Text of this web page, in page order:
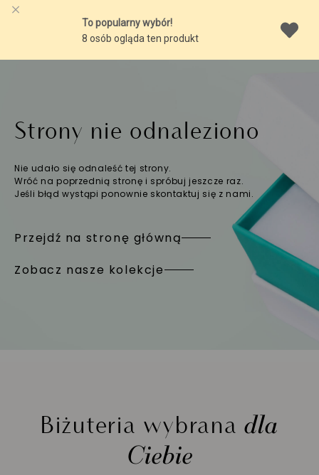
Strony nie odnaleziono
Nie udało się odnaleść tej strony.
Wróć na poprzednią stronę i spróbuj jeszcze raz.
Jeśli błąd wystąpi ponownie skontaktuj się z nami.
Przejdź na stronę główną
Zobacz nasze kolekcje
Biżuteria wybranadla
Ciebie